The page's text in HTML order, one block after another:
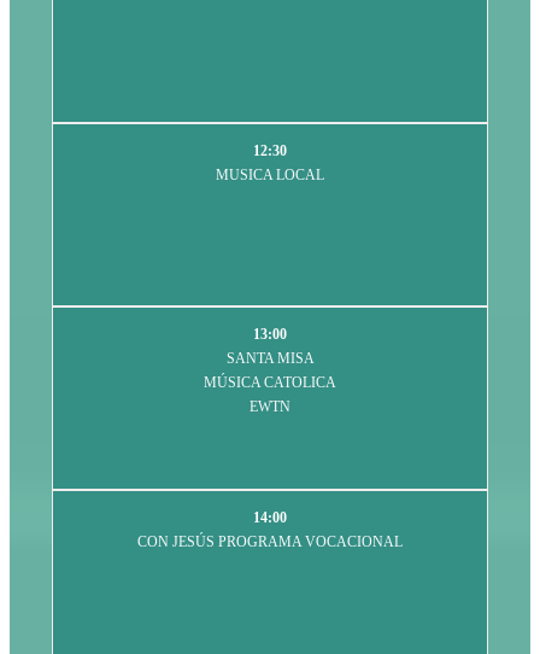
12:30
MUSICA LOCAL
13:00
SANTA MISA
MÚSICA CATOLICA
EWTN
14:00
CON JESÚS PROGRAMA VOCACIONAL